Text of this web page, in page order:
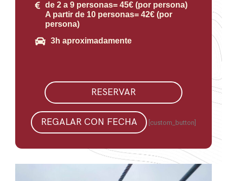
de 2 a 9 personas= 45€ (por persona)
A partir de 10 personas= 42€ (por
persona)
3h aproximadamente
RESERVAR
REGALAR CON FECHA [custom_button]